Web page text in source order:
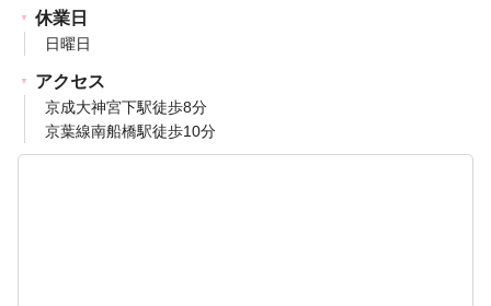
休業日
日曜日
アクセス
京成大神宮下駅徒歩8分
京葉線南船橋駅徒歩10分